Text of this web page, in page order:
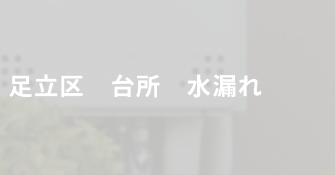
足立区 台所 水漏れ